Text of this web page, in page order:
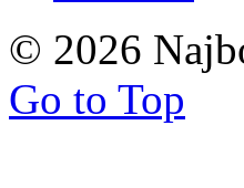
© 2026
Go to Top